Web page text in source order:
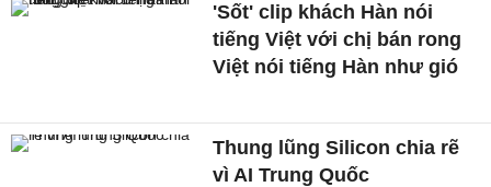
'Sốt' clip khách Hàn nói
tiếng Việt với chị bán rong
Việt nói tiếng Hàn như gió
Thung lũng Silicon chia rẽ
vì AI Trung Quốc